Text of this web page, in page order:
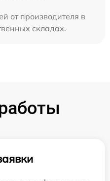
от производителя в
складах.